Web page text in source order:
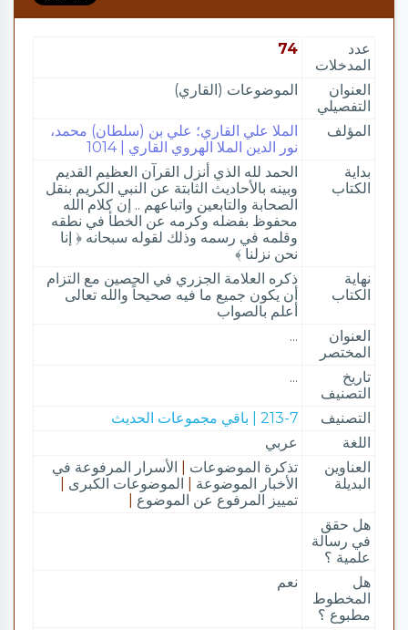
عدد
المدخلات
74
العنوان
التفصيلي
الموضوعات (القاري)
المؤلف
الملا علي القاري؛ علي بن (سلطان) محمد،
نور الدين الملا الهروي القاري | 1014
بداية
الكتاب
الحمد لله الذي أنزل القرآن العظيم القديم
وبينه بالأحاديث الثابتة عن النبي الكريم بنقل
الصحابة والتابعين واتباعهم .. إن كلام الله
محفوظ بفضله وكرمه عن الخطأ في نطقه
وقلمه في رسمه وذلك لقوله سبحانه ﴿ إنا
نحن نزلنا ﴾
نهاية
الكتاب
ذكره العلامة الجزري في الحصين مع التزام
أن يكون جميع ما فيه صحيحاً والله تعالى
أعلم بالصواب
العنوان
المختصر
...
تاريخ
التصنيف
...
التصنيف
213-7 | باقي مجموعات الحديث
اللغة
عربي
العناوين
البديلة
تذكرة الموضوعات
الأسرار المرفوعة في
الأخبار الموضوعة
الموضوعات الكبرى
تمييز المرفوع عن الموضوع
هل حقق
في رسالة
علمية ؟
هل
المخطوط
مطبوع ؟
نعم